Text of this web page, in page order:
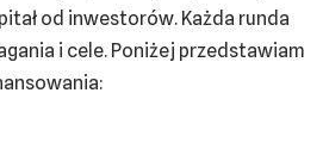
od inwestorów. Każda runda
i cele. Poniżej przedstawiam